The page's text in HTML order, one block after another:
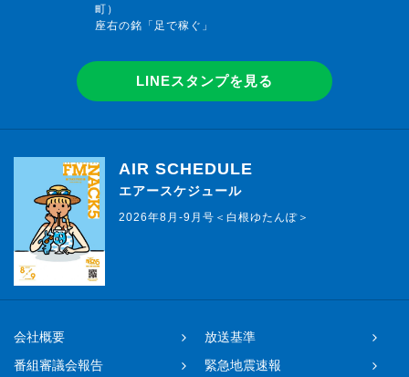
町）
座右の銘「足で稼ぐ」
LINEスタンプを見る
AIR SCHEDULE
エアースケジュール
2026年8月-9月号＜白根ゆたんぽ＞
会社概要
放送基準
番組審議会報告
緊急地震速報